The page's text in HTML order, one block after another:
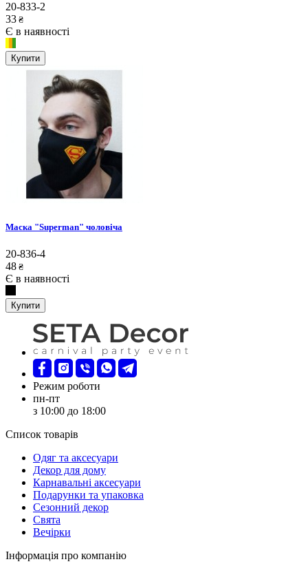
20-833-2
33 ₴
Є в наявності
Купити
Маска "Superman" чоловіча
20-836-4
48 ₴
Є в наявності
Купити
Режим роботи
пн-пт
з 10:00 до 18:00
Список товарів
Oдяг та аксесуари
Декор для дому
Карнавальні аксесуари
Подарунки та упаковка
Сезонний декор
Свята
Вечірки
Інформація про компанію